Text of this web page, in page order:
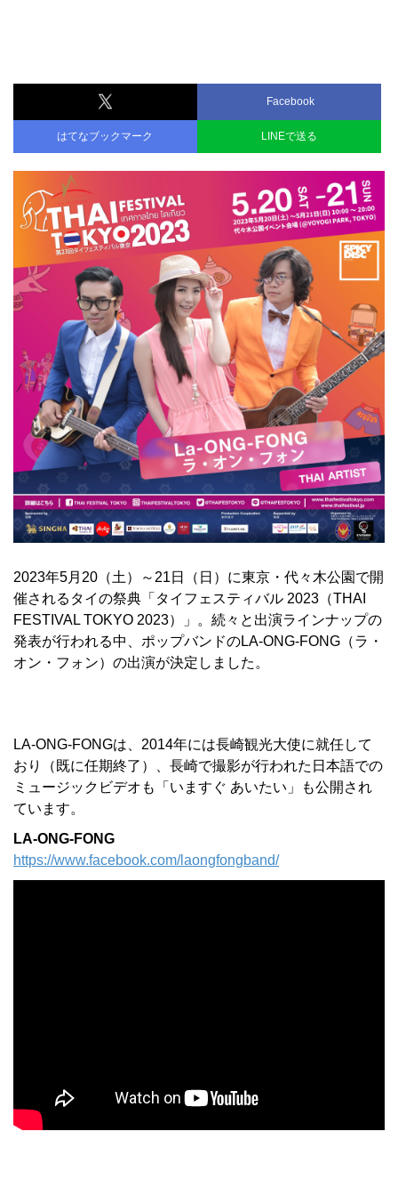
Facebook
はてなブックマーク LINEで送る
2023年5月20（土）～21日（日）に東京・代々木公園で開
催されるタイの祭典「タイフェスティバル 2023（THAI
FESTIVAL TOKYO 2023）」。続々と出演ラインナップの
発表が行われる中、ポップバンドのLA-ONG-FONG（ラ・
オン・フォン）の出演が決定しました。
LA-ONG-FONGは、2014年には長崎観光大使に就任して
おり（既に任期終了）、長崎で撮影が行われた日本語での
ミュージックビデオも「いますぐ あいたい」も公開され
ています。
LA-ONG-FONG
https://www.facebook.com/laongfongband/